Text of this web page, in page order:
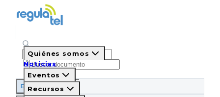
ES IT
Quiénes somos
Noticias
Eventos
Recursos